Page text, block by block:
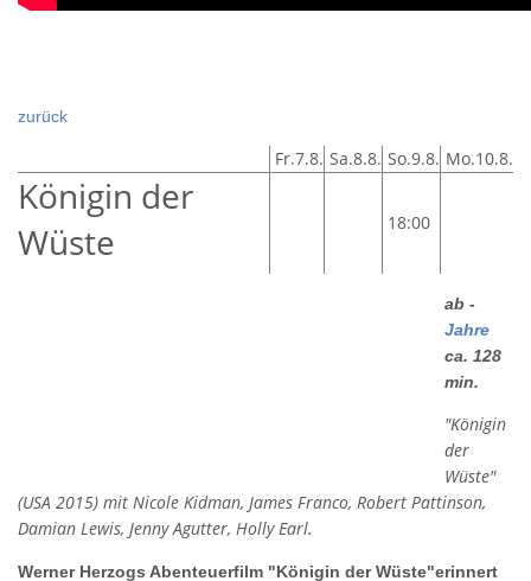
zurück
Fr.7.8. Sa.8.8. So.9.8. Mo.10.8.
Königin der
Wüste
18:00
ab -
Jahre
ca. 128
min.
"Königin
der
Wüste"
(USA 2015) mit Nicole Kidman, James Franco, Robert Pattinson,
Damian Lewis, Jenny Agutter, Holly Earl.
Werner Herzogs Abenteuerfilm "Königin der Wüste"erinnert